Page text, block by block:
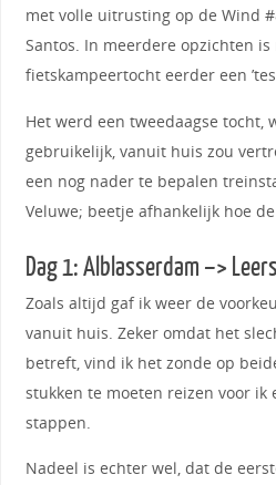
met volle uitrusting op de Wind
Santos. In meerdere opzichten
fietskampeertocht eerder een
Het werd een tweedaagse tocht,
gebruikelijk, vanuit huis zou
een nog nader te bepalen
Veluwe; beetje afhankelijk hoe
Dag 1: Alblasserdam –>
Zoals altijd gaf ik weer de
vanuit huis. Zeker omdat het
betreft, vind ik het zonde op
stukken te moeten reizen voor ik
stappen.
Nadeel is echter wel, dat de